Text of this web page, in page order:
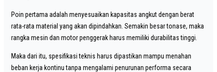
Poin pertama adalah menyesuaikan kapasitas angkut dengan berat
rata-rata material yang akan dipindahkan. Semakin besar tonase, maka
rangka mesin dan motor penggerak harus memiliki durabilitas tinggi.
Maka dari itu, spesifikasi teknis harus dipastikan mampu menahan
beban kerja kontinu tanpa mengalami penurunan performa secara